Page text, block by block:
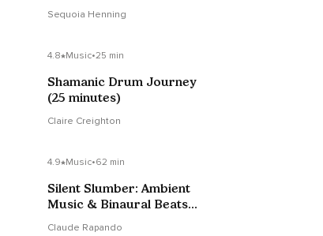
Sequoia Henning
4.8 Music•25 min
Shamanic Drum Journey
(25 minutes)
Claire Creighton
4.9 Music•62 min
Silent Slumber: Ambient
Music & Binaural Beats
Claude Rapando